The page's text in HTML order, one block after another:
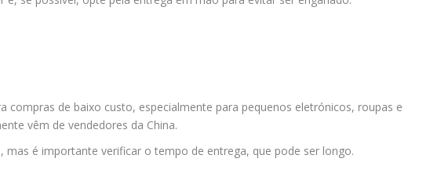
compras de baixo custo, especialmente para pequenos eletrónicos, roupas e
vêm de vendedores da China.
mas é importante verificar o tempo de entrega, que pode ser longo.